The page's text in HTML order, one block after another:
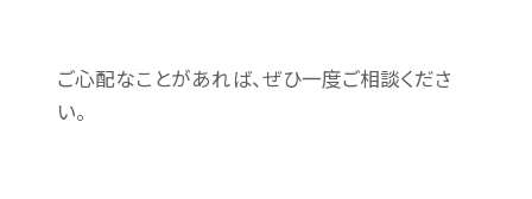
ご心配なことがあれば、ぜひ一度ご相談くださ
い。